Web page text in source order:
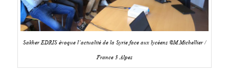
Sakher EDRIS évoque l’actualité de la Syrie face aux lycéens ©M.Michellier /
France 3 Alpes